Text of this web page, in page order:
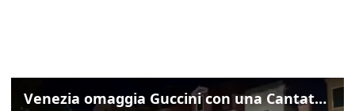
Venezia omaggia Guccini con una Cantata Anarchica in campo Santa Margherita